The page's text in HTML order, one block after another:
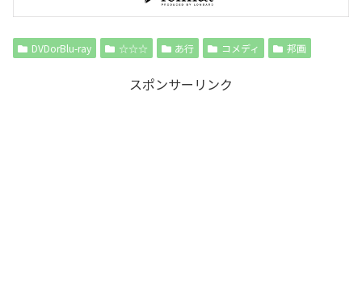
DVDorBlu-ray ☆☆☆ あ行 コメディ 邦画
スポンサーリンク